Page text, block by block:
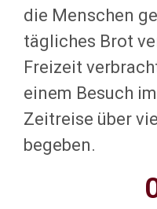
die Menschen
tägliches Brot
Freizeit
einem Besuch
Zeitreise über
begeben.